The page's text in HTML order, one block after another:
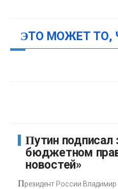
ЭТО МОЖЕТ
Путин подписал закон о новом
бюджетном
новостей»
Президент России